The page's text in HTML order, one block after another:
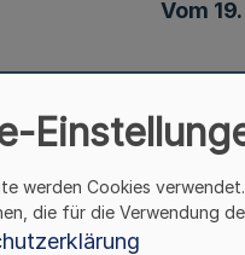
Vom
am 26. April 2021
im
aufgestellt.
werden Cookies
die für die Verwendung